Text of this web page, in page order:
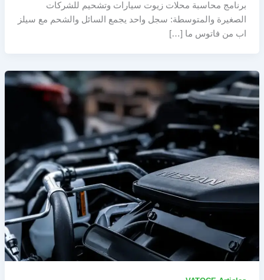
برنامج محاسبة محلات زيوت سيارات وتشحيم للشركات
الصغيرة والمتوسطة: سجل واحد يجمع السائل والشحم مع سيلز
اب من فاتوس ما […]